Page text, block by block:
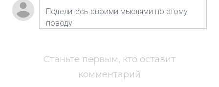
Станьте первым, кто оставит
комментарий